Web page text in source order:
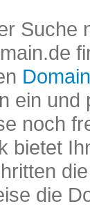
Suche
ein und
noch
bietet
die